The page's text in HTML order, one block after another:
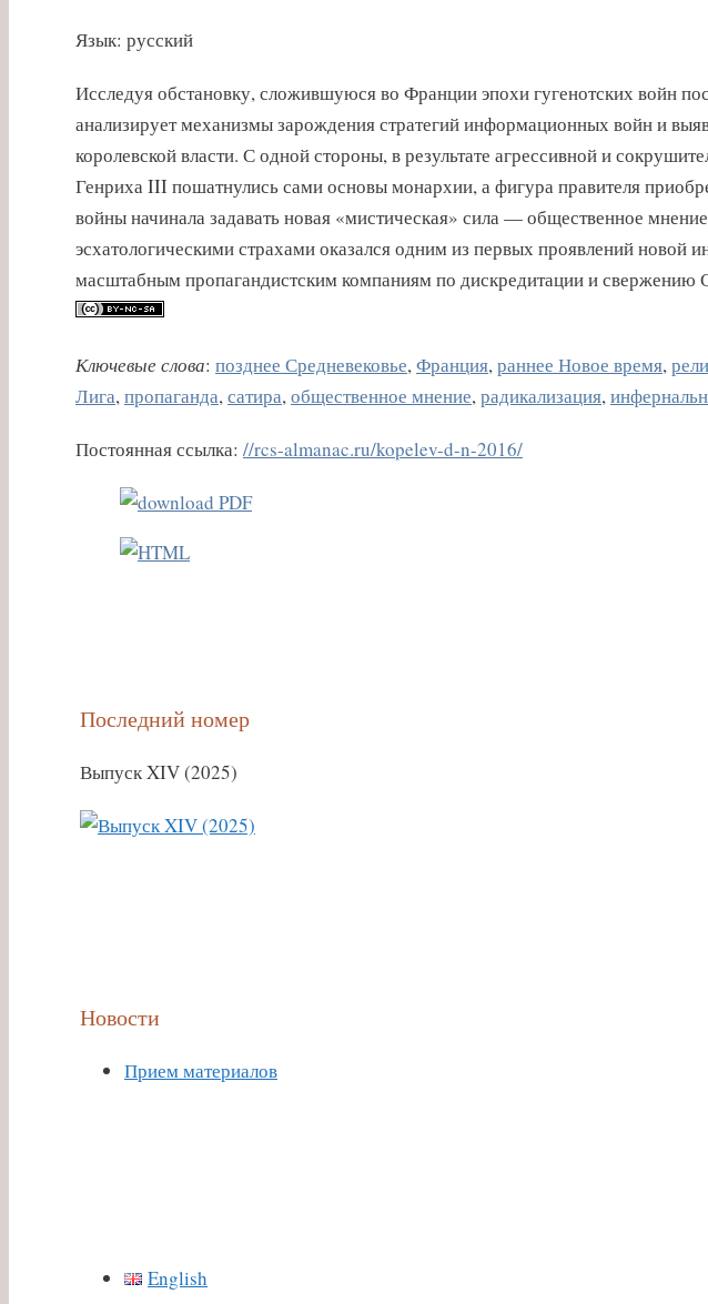
Язык: русский
Исследуя обстановку, сложившуюся во Франции эпохи гугенотских войн
анализирует механизмы зарождения стратегий информационных войн и
королевской власти. С одной стороны, в результате агрессивной и
Генриха III пошатнулись сами основы монархии, а фигура правителя
войны начинала задавать новая «мистическая» сила — общественное
эсхатологическими страхами оказался одним из первых проявлений новой
масштабным пропагандистским компаниям по дискредитации и свержению
Ключевые слова: позднее Средневековье, Франция, раннее Новое время,
Лига, пропаганда, сатира, общественное мнение, радикализация,
Постоянная ссылка: //rcs-almanac.ru/kopelev-d-n-2016/
Последний номер
Выпуск XIV (2025)
Новости
Прием материалов
English